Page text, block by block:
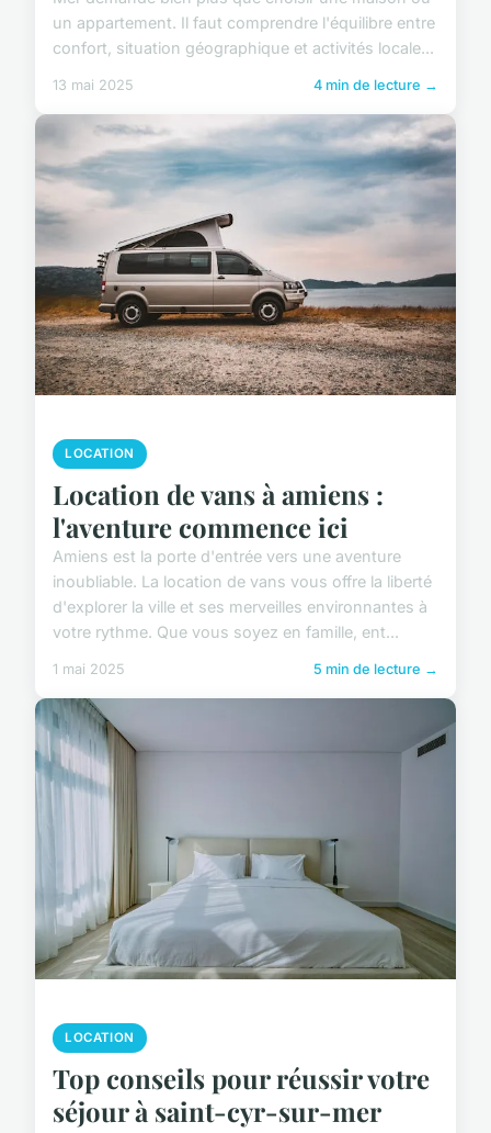
un appartement. Il faut comprendre l'équilibre entre
confort, situation géographique et activités locale...
13 mai 2025 4 min de lecture →
LOCATION
Location de vans à amiens :
l'aventure commence ici
Amiens est la porte d'entrée vers une aventure
inoubliable. La location de vans vous offre la liberté
d'explorer la ville et ses merveilles environnantes à
votre rythme. Que vous soyez en famille, ent...
1 mai 2025 5 min de lecture →
LOCATION
Top conseils pour réussir votre
séjour à saint-cyr-sur-mer